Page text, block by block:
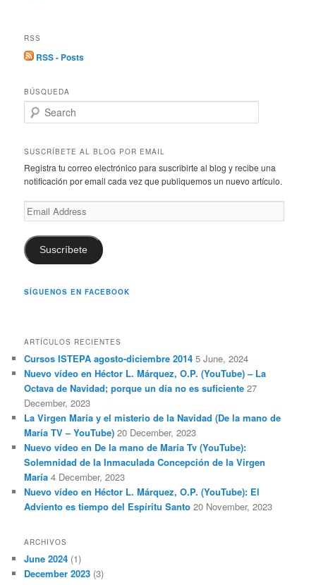
RSS
RSS - Posts
BÚSQUEDA
e
r
h
SUSCRÍBETE AL BLOG POR EMAIL
Registra tu correo electrónico para suscribirte al blog y recibe una
notificación por email cada vez que publiquemos un nuevo artículo.
Email
Address
Suscríbete
SÍGUENOS EN FACEBOOK
ARTÍCULOS RECIENTES
Cursos ISTEPA agosto-diciembre 2014 5 June, 2024
Nuevo vídeo en Héctor L. Márquez, O.P. (YouTube) – La
Octava de Navidad; porque un día no es suficiente 27
December, 2023
La Virgen María y el misterio de la Navidad (De la mano de
María TV – YouTube) 20 December, 2023
Nuevo vídeo en De la mano de María Tv (YouTube):
Solemnidad de la Inmaculada Concepción de la Virgen
María 4 December, 2023
Nuevo vídeo en Héctor L. Márquez, O.P. (YouTube): El
Adviento es tiempo del Espíritu Santo 20 November, 2023
ARCHIVOS
June 2024 (1)
December 2023 (3)